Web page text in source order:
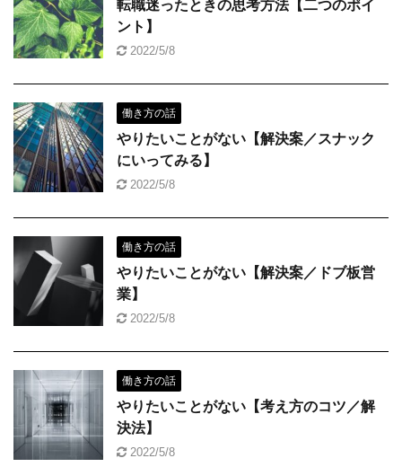
転職迷ったときの思考方法【二つのポイ
ント】
2022/5/8
働き方の話
やりたいことがない【解決案／スナック
にいってみる】
2022/5/8
働き方の話
やりたいことがない【解決案／ドブ板営
業】
2022/5/8
働き方の話
やりたいことがない【考え方のコツ／解
決法】
2022/5/8